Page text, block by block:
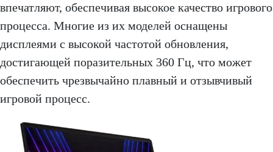
впечатляют, обеспечивая высокое качество игрового
процесса. Многие из их моделей оснащены
дисплеями с высокой частотой обновления,
достигающей поразительных 360 Гц, что может
обеспечить чрезвычайно плавный и отзывчивый
игровой процесс.